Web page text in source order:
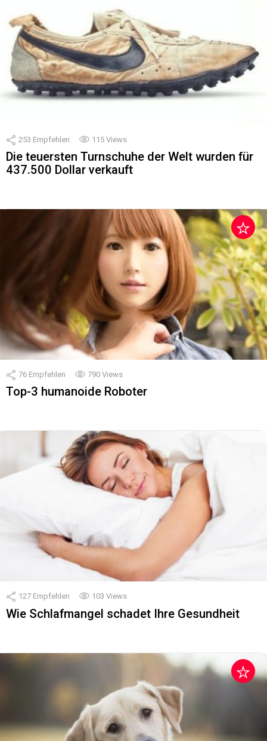
253 Empfehlen 115 Views
Die teuersten Turnschuhe der Welt wurden für
437.500 Dollar verkauft
76 Empfehlen 790 Views
Top-3 humanoide Roboter
127 Empfehlen 103 Views
Wie Schlafmangel schadet Ihre Gesundheit